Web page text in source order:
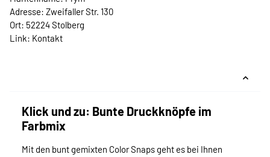
Adresse: Zweifaller Str. 130
Ort: 52224 Stolberg
Link: Kontakt
Klick und zu: Bunte Druckknöpfe im
Farbmix
Mit den bunt gemixten Color Snaps geht es bei Ihnen